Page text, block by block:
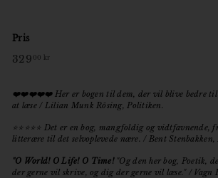
Pris
Normal
329 00 kr
❤️❤️❤️❤️❤️ Her er bogen til dem, der vil blive bedre
at læse / Lilian Munk Rösing, Politiken.
⭐️⭐️⭐️⭐️⭐️ Det er en bog, mangfoldig og vidtfavnende,
litterære til det selvoplevede nære. / Bent Stenbakken,
"O World! O Life! O Time! "Og den her bog, Poetik,
der gerne vil skrive, og dig der gerne vil læse." / Vagn